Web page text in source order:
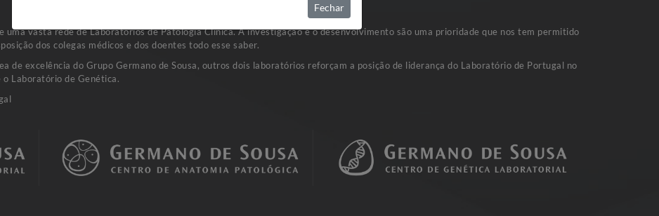
uma vasta rede de Laboratórios de Patologia Clínica. A investigação e o desenvolvimento são uma prioridade que nos tem permitido
dos colegas médicos e dos doentes todo esse saber.
de excelência do Grupo Germano de Sousa, outros dois laboratórios reforçam a posição de liderança do Laboratório de Portugal no
Laboratório de Genética.
Fechar